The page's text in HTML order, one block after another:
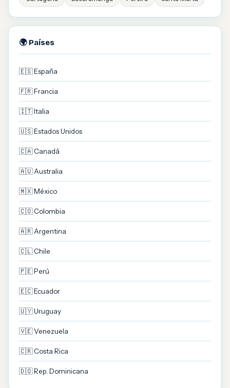
🌍 Países
🇪🇸 España
🇫🇷 Francia
🇮🇹 Italia
🇺🇸 Estados Unidos
🇨🇦 Canadá
🇦🇺 Australia
🇲🇽 México
🇨🇴 Colombia
🇦🇷 Argentina
🇨🇱 Chile
🇵🇪 Perú
🇪🇨 Ecuador
🇺🇾 Uruguay
🇻🇪 Venezuela
🇨🇷 Costa Rica
🇩🇴 Rep. Dominicana